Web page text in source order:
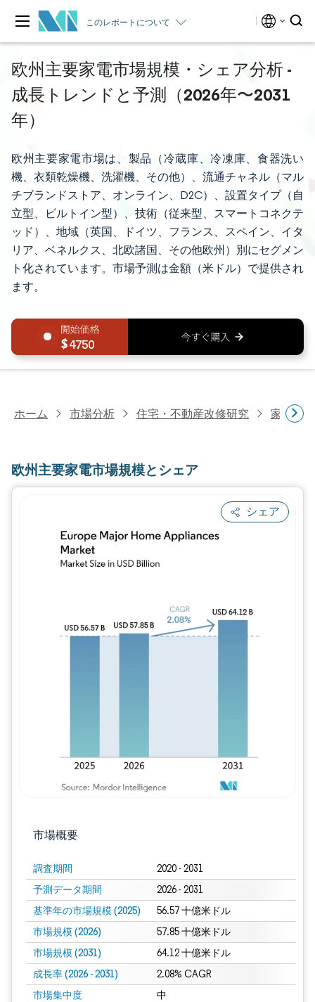
このレポートについて
欧州主要家電市場規模・シェア分析 -
成長トレンドと予測（2026年〜2031
年）
欧州主要家電市場は、製品（冷蔵庫、冷凍庫、食器洗い
機、衣類乾燥機、洗濯機、その他）、流通チャネル（マル
チブランドストア、オンライン、D2C）、設置タイプ（自
立型、ビルトイン型）、技術（従来型、スマートコネクテ
ッド）、地域（英国、ドイツ、フランス、スペイン、イタ
リア、ベネルクス、北欧諸国、その他欧州）別にセグメン
ト化されています。市場予測は金額（米ドル）で提供され
ます。
4750
ホーム 市場分析 住宅・不動産改修研究 家電研究
欧州主要家電市場規模とシェア
シェア
市場概要
調査期間 2020 - 2031
予測データ期間 2026 - 2031
基準年の市場規模 (2025) 56.57 十億米ドル
市場規模 (2026) 57.85 十億米ドル
市場規模 (2031) 64.12 十億米ドル
成長率 (2026 - 2031) 2.08% CAGR
市場集中度 中